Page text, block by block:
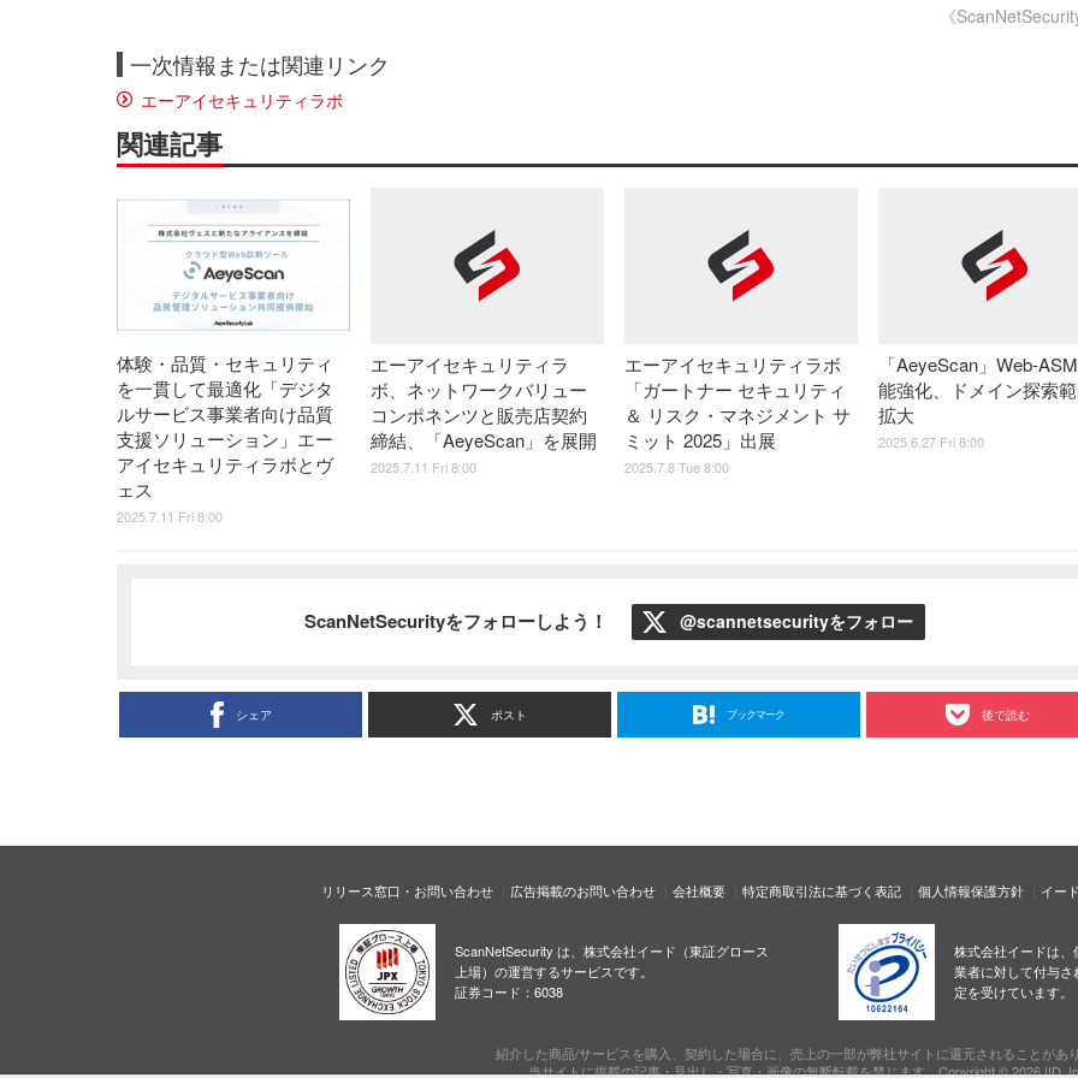
《
一次情報または関連リンク
エーアイセキュリティラボ
関連記事
体験・品質・セキュリティ
を一貫して最適化「デジタ
ルサービス事業者向け品質
支援ソリューション」エー
アイセキュリティラボとヴ
ェス
2025.7.11 Fri 8:00
エーアイセキュリティラ
ボ、ネットワークバリュー
コンポネンツと販売店契約
締結、「AeyeScan」を展開
2025.7.11 Fri 8:00
エーアイセキュリティラボ
「ガートナー セキュリティ
＆ リスク・マネジメント サ
ミット 2025」出展
2025.7.8 Tue 8:00
「AeyeScan」Web-
能強化、ドメイン探索
拡大
2025.6.27 Fri 8:00
ScanNetSecurityをフォローしよう！ @scannetsecurityをフォロー
シェア ポスト ブックマーク 後で読む
リリース窓口・お問い合わせ 広告掲載のお問い合わせ 会社概要 特定商取引法に基づく表記 個人情報保護方針 イー
ScanNetSecurity は、株式会社イード（東証グロース
上場）の運営するサービスです。
証券コード：6038
株式会社イードは
業者に対して付与
定を受けています。
紹介した商品/サービスを購入、契約した場合に、売上の一部が弊社サイトに還元されることがあり
当サイトに掲載の記事・見出し・写真・画像の無断転載を禁じます。Copyright © 2026 IID,